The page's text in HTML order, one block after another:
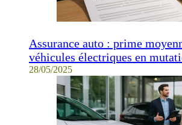
Assurance auto : prime
véhicules électriques en
28/05/2025